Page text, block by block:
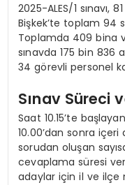
2025-ALES/1 sınavı,
Bişkek’te toplam 94
Toplamda 409 bina
sınavda 175 bin 836
34 görevli personel
Sınav Süreci
Saat 10.15’te
10.00’dan sonra içeri
sorudan oluşan
cevaplama süresi
adaylar için il ve ilçe